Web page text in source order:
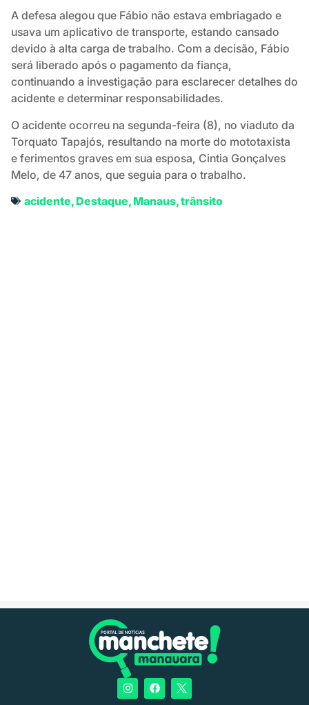
A defesa alegou que Fábio não estava embriagado e
usava um aplicativo de transporte, estando cansado
devido à alta carga de trabalho. Com a decisão, Fábio
será liberado após o pagamento da fiança,
continuando a investigação para esclarecer detalhes do
acidente e determinar responsabilidades.
O acidente ocorreu na segunda-feira (8), no viaduto da
Torquato Tapajós, resultando na morte do mototaxista
e ferimentos graves em sua esposa, Cintia Gonçalves
Melo, de 47 anos, que seguia para o trabalho.
acidente,Destaque,Manaus,trânsito